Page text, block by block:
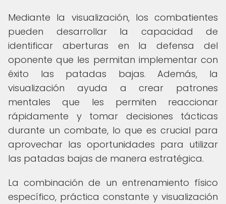
Mediante la visualización, los combatientes
pueden desarrollar la capacidad de
identificar aberturas en la defensa del
oponente que les permitan implementar con
éxito las patadas bajas. Además, la
visualización ayuda a crear patrones
mentales que les permiten reaccionar
rápidamente y tomar decisiones tácticas
durante un combate, lo que es crucial para
aprovechar las oportunidades para utilizar
las patadas bajas de manera estratégica.
La combinación de un entrenamiento físico
específico, práctica constante y visualización